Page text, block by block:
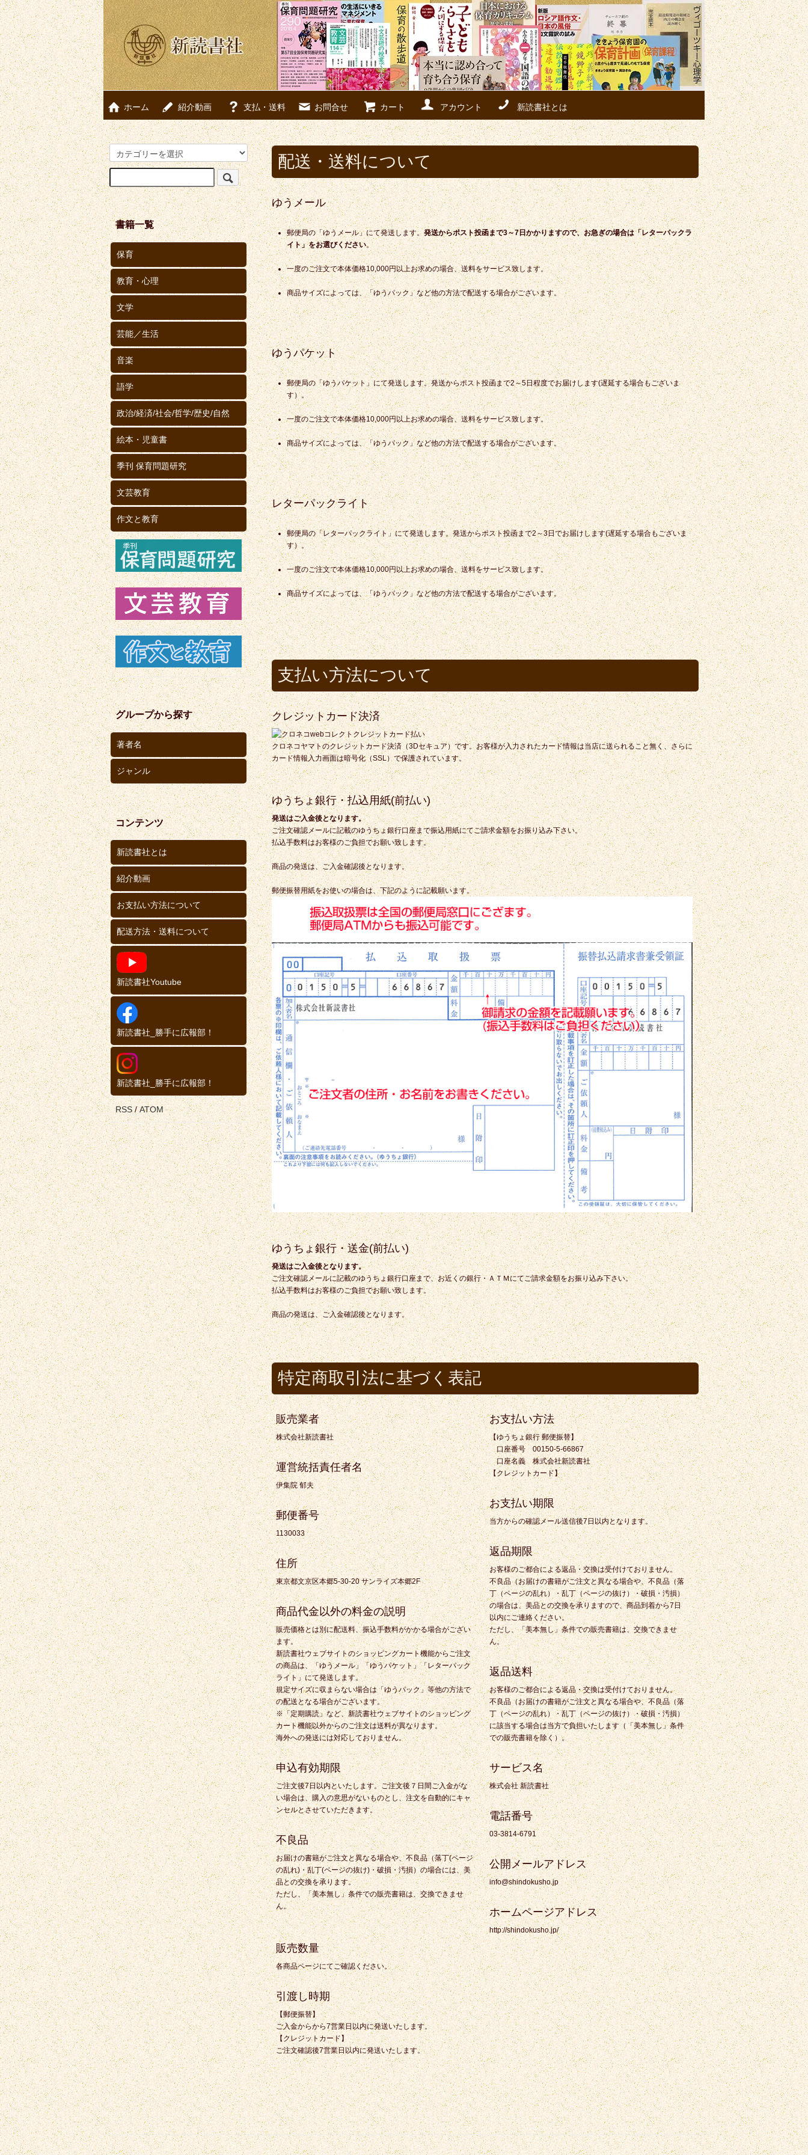
ホーム 紹介動画 支払・送料 お問合せ カート アカウント 新読書社とは
配送・送料について
ゆうメール
郵便局の「ゆうメール」にて発送します。発送からポスト投函まで3～7日かかりますので、お急ぎの場合は「レターパックラ
イト」をお選びください。
一度のご注文で本体価格10,000円以上お求めの場合、送料をサービス致します。
商品サイズによっては、「ゆうパック」など他の方法で配送する場合がございます。
ゆうパケット
郵便局の「ゆうパケット」にて発送します。発送からポスト投函まで2～5日程度でお届けします(遅延する場合もございま
す）。
一度のご注文で本体価格10,000円以上お求めの場合、送料をサービス致します。
商品サイズによっては、「ゆうパック」など他の方法で配送する場合がございます。
レターパックライト
郵便局の「レターパックライト」にて発送します。発送からポスト投函まで2～3日でお届けします(遅延する場合もございま
す）。
一度のご注文で本体価格10,000円以上お求めの場合、送料をサービス致します。
商品サイズによっては、「ゆうパック」など他の方法で配送する場合がございます。
支払い方法について
クレジットカード決済
クロネコヤマトのクレジットカード決済（3Dセキュア）です。お客様が入力されたカード情報は当店に送られること無く、さらに
カード情報入力画面は暗号化（SSL）で保護されています。
ゆうちょ銀行・払込用紙(前払い)
発送はご入金後となります。
ご注文確認メールに記載のゆうちょ銀行口座まで振込用紙にてご請求金額をお振り込み下さい。
払込手数料はお客様のご負担でお願い致します。
商品の発送は、ご入金確認後となります。
郵便振替用紙をお使いの場合は、下記のように記載願います。
ゆうちょ銀行・送金(前払い)
発送はご入金後となります。
ご注文確認メールに記載のゆうちょ銀行口座まで、お近くの銀行・ＡＴＭにてご請求金額をお振り込み下さい。
払込手数料はお客様のご負担でお願い致します。
商品の発送は、ご入金確認後となります。
特定商取引法に基づく表記
販売業者
株式会社新読書社
運営統括責任者名
伊集院 郁夫
郵便番号
1130033
住所
東京都文京区本郷5-30-20 サンライズ本郷2F
商品代金以外の料金の説明
販売価格とは別に配送料、振込手数料がかかる場合がござい
ます。
新読書社ウェブサイトのショッピングカート機能からご注文
の商品は、「ゆうメール」「ゆうパケット」「レターパック
ライト」にて発送します。
規定サイズに収まらない場合は「ゆうパック」等他の方法で
の配送となる場合がございます。
※「定期購読」など、新読書社ウェブサイトのショッピング
カート機能以外からのご注文は送料が異なります。
海外への発送には対応しておりません。
申込有効期限
ご注文後7日以内といたします。ご注文後７日間ご入金がな
い場合は、購入の意思がないものとし、注文を自動的にキャ
ンセルとさせていただきます。
不良品
お届けの書籍がご注文と異なる場合や、不良品（落丁(ページ
の乱れ)・乱丁(ページの抜け)・破損・汚損）の場合には、美
品との交換を承ります。
ただし、「美本無し」条件での販売書籍は、交換できませ
ん。
販売数量
各商品ページにてご確認ください。
引渡し時期
【郵便振替】
ご入金からから7営業日以内に発送いたします。
【クレジットカード】
ご注文確認後7営業日以内に発送いたします。
お支払い方法
【ゆうちょ銀行 郵便振替】
口座番号 00150-5-66867
口座名義 株式会社新読書社
【クレジットカード】
お支払い期限
当方からの確認メール送信後7日以内となります。
返品期限
お客様のご都合による返品・交換は受付けておりません。
不良品（お届けの書籍がご注文と異なる場合や、不良品（落
丁（ページの乱れ）・乱丁（ページの抜け）・破損・汚損）
の場合は、美品との交換を承りますので、商品到着から7日
以内にご連絡ください。
ただし、「美本無し」条件での販売書籍は、交換できませ
ん。
返品送料
お客様のご都合による返品・交換は受付けておりません。
不良品（お届けの書籍がご注文と異なる場合や、不良品（落
丁（ページの乱れ）・乱丁（ページの抜け）・破損・汚損）
に該当する場合は当方で負担いたします（「美本無し」条件
での販売書籍を除く）。
サービス名
株式会社 新読書社
電話番号
03-3814-6791
公開メールアドレス
info@shindokusho.jp
ホームページアドレス
http://shindokusho.jp/
書籍一覧
保育
教育・心理
文学
芸能／生活
音楽
語学
政治/経済/社会/哲学/歴史/自然
絵本・児童書
季刊 保育問題研究
文芸教育
作文と教育
グループから探す
著者名
ジャンル
コンテンツ
新読書社とは
紹介動画
お支払い方法について
配送方法・送料について
新読書社Youtube
新読書社_勝手に広報部！
新読書社_勝手に広報部！
RSS/ATOM